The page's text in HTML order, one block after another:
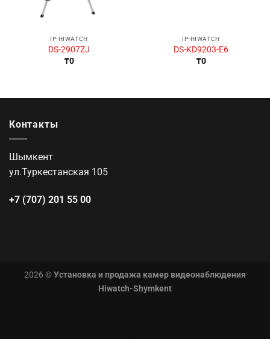
IP-HIWATCH
DS-2907ZJ
₸0
IP-HIWATCH
DS-KD9203-E6
₸0
Контакты
Шымкент
ул.Туркестанская 105
+7 (707) 201 55 00
2026 ©Установка и продажа камер видеонаблюдения
Hiwatch-Shymkent